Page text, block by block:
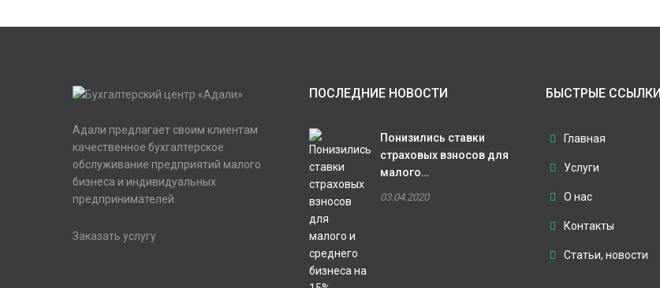
Адали предлагает своим клиентам
качественное бухгалтерское
обслуживание предприятий малого
бизнеса и индивидуальных
предпринимателей.
Заказать услугу
ПОСЛЕДНИЕ НОВОСТИ
Понизились ставки
страховых взносов для
малого…
03.04.2020
БЫСТРЫЕ ССЫЛКИ
Главная
Услуги
О нас
Контакты
Статьи, новости